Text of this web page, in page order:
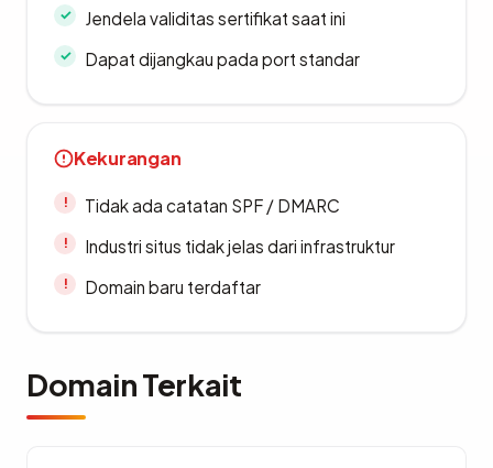
Jendela validitas sertifikat saat ini
Dapat dijangkau pada port standar
Kekurangan
Tidak ada catatan SPF / DMARC
Industri situs tidak jelas dari infrastruktur
Domain baru terdaftar
Domain Terkait